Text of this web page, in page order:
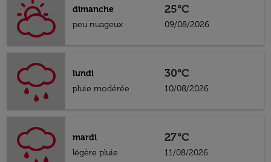
dimanche
peu nuageux
25°C
09/08/2026
lundi
pluie modérée
30°C
10/08/2026
mardi
légère pluie
27°C
11/08/2026